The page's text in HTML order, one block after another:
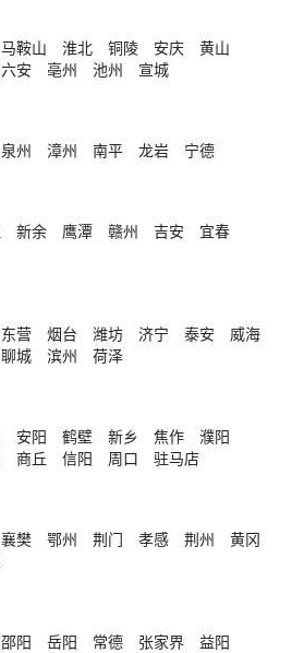
马鞍山 淮北 铜陵 安庆
黄山
六安 亳州 池州 宣城
泉州 漳州 南平 龙岩 宁德
新余 鹰潭 赣州 吉安
宜春
东营 烟台 潍坊 济宁 泰安
威海
聊城 滨州 荷泽
安阳 鹤壁 新乡 焦作
濮阳
商丘 信阳 周口 驻马店
襄樊 鄂州 荆门 孝感 荆州
黄冈
邵阳 岳阳 常德 张家界
益阳